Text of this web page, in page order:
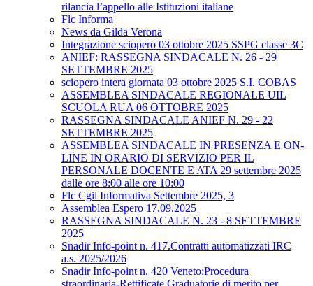
rilancia l’appello alle Istituzioni italiane
Flc Informa
News da Gilda Verona
Integrazione sciopero 03 ottobre 2025 SSPG classe 3C
ANIEF: RASSEGNA SINDACALE N. 26 - 29
SETTEMBRE 2025
sciopero intera giornata 03 ottobre 2025 S.I. COBAS
ASSEMBLEA SINDACALE REGIONALE UIL
SCUOLA RUA 06 OTTOBRE 2025
RASSEGNA SINDACALE ANIEF N. 29 - 22
SETTEMBRE 2025
ASSEMBLEA SINDACALE IN PRESENZA E ON-
LINE IN ORARIO DI SERVIZIO PER IL
PERSONALE DOCENTE E ATA 29 settembre 2025
dalle ore 8:00 alle ore 10:00
Flc Cgil Informativa Settembre 2025, 3
Assemblea Espero 17.09.2025
RASSEGNA SINDACALE N. 23 - 8 SETTEMBRE
2025
Snadir Info-point n. 417.Contratti automatizzati IRC
a.s. 2025/2026
Snadir Info-point n. 420 Veneto:Procedura